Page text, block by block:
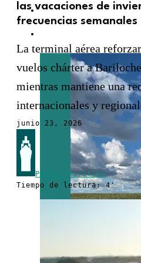
LOGÍSTICA
las vacaciones de
frecuencias semanales
La terminal aérea
vuelos chárter a
mientras mantiene una
internacionales y
junio 23, 2026
Portal Marítimo
Tiempo de lectura: 4'